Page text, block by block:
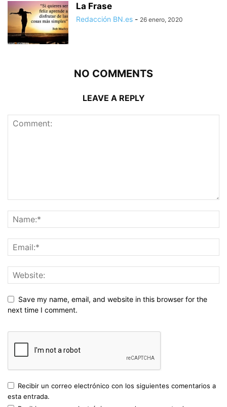
La Frase
Redacción BN.es - 26 enero, 2020
NO COMMENTS
LEAVE A REPLY
Save my name, email, and website in this browser for the
next time I comment.
Recibir un correo electrónico con los siguientes comentarios a
esta entrada.